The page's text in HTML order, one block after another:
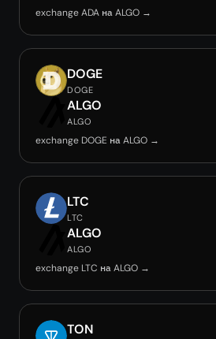
exchange ADA на ALGO →
DOGE
DOGE
ALGO
ALGO
exchange DOGE на ALGO →
LTC
LTC
ALGO
ALGO
exchange LTC на ALGO →
TON